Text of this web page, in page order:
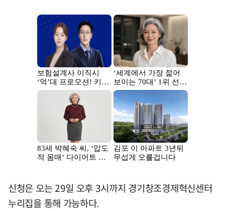
신청은 오는 29일 오후 3시까지 경기창조경제혁신센터
누리집을 통해 가능하다.